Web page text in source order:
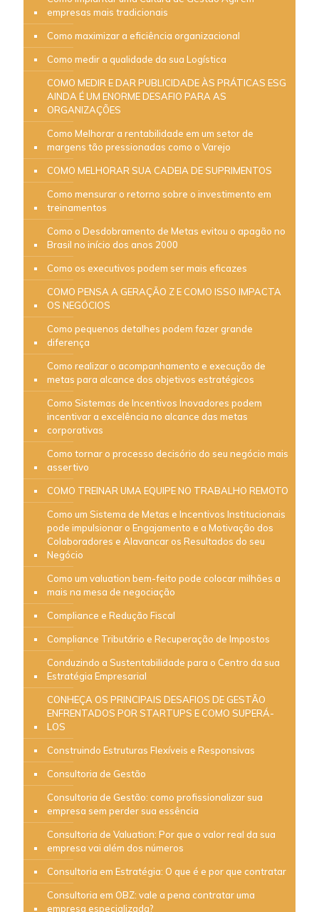
empresas mais tradicionais
Como maximizar a eficiência organizacional
Como medir a qualidade da sua Logística
COMO MEDIR E DAR PUBLICIDADE ÀS PRÁTICAS ESG
AINDA É UM ENORME DESAFIO PARA AS
ORGANIZAÇÕES
Como Melhorar a rentabilidade em um setor de
margens tão pressionadas como o Varejo
COMO MELHORAR SUA CADEIA DE SUPRIMENTOS
Como mensurar o retorno sobre o investimento em
treinamentos
Como o Desdobramento de Metas evitou o apagão no
Brasil no início dos anos 2000
Como os executivos podem ser mais eficazes
COMO PENSA A GERAÇÃO Z E COMO ISSO IMPACTA
OS NEGÓCIOS
Como pequenos detalhes podem fazer grande
diferença
Como realizar o acompanhamento e execução de
metas para alcance dos objetivos estratégicos
Como Sistemas de Incentivos Inovadores podem
incentivar a excelência no alcance das metas
corporativas
Como tornar o processo decisório do seu negócio mais
assertivo
COMO TREINAR UMA EQUIPE NO TRABALHO REMOTO
Como um Sistema de Metas e Incentivos Institucionais
pode impulsionar o Engajamento e a Motivação dos
Colaboradores e Alavancar os Resultados do seu
Negócio
Como um valuation bem-feito pode colocar milhões a
mais na mesa de negociação
Compliance e Redução Fiscal
Compliance Tributário e Recuperação de Impostos
Conduzindo a Sustentabilidade para o Centro da sua
Estratégia Empresarial
CONHEÇA OS PRINCIPAIS DESAFIOS DE GESTÃO
ENFRENTADOS POR STARTUPS E COMO SUPERÁ-
LOS
Construindo Estruturas Flexíveis e Responsivas
Consultoria de Gestão
Consultoria de Gestão: como profissionalizar sua
empresa sem perder sua essência
Consultoria de Valuation: Por que o valor real da sua
empresa vai além dos números
Consultoria em Estratégia: O que é e por que contratar
Consultoria em OBZ: vale a pena contratar uma
empresa especializada?